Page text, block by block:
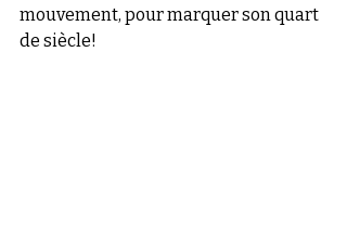
mouvement, pour marquer son quart
de siècle!